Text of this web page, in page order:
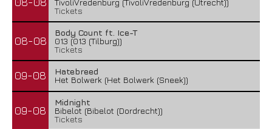
TivoliVredenburg (TivoliVredenburg (Utrecht))
Tickets
08-08
Body Count ft. Ice-T
013 (013 (Tilburg))
Tickets
09-08
Hatebreed
Het Bolwerk (Het Bolwerk (Sneek))
09-08
Midnight
Bibelot (Bibelot (Dordrecht))
Tickets